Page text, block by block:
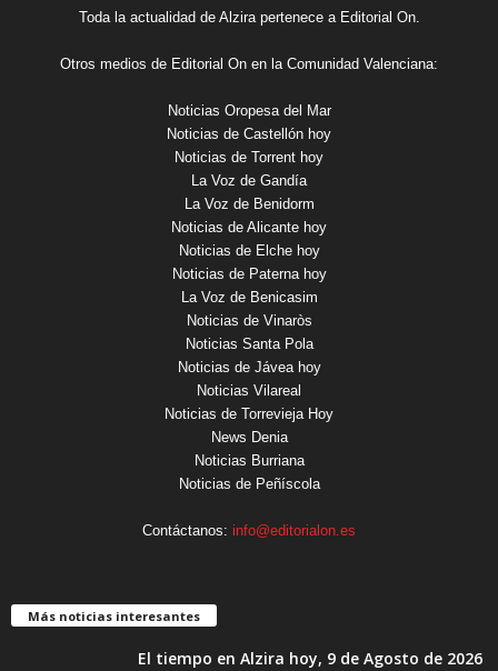
Toda la actualidad de Alzira pertenece a Editorial On.
Otros medios de Editorial On en la Comunidad Valenciana:
Noticias Oropesa del Mar
Noticias de Castellón hoy
Noticias de Torrent hoy
La Voz de Gandía
La Voz de Benidorm
Noticias de Alicante hoy
Noticias de Elche hoy
Noticias de Paterna hoy
La Voz de Benicasim
Noticias de Vinaròs
Noticias Santa Pola
Noticias de Jávea hoy
Noticias Vilareal
Noticias de Torrevieja Hoy
News Denia
Noticias Burriana
Noticias de Peñíscola
Contáctanos: info@editorialon.es
Más noticias interesantes
El tiempo en Alzira hoy, 9 de Agosto de 2026